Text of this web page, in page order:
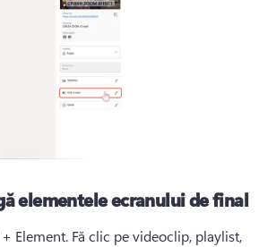
elementele ecranului de final
Element. Fă clic pe videoclip, playlist,